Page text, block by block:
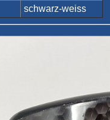
schwarz-weiss